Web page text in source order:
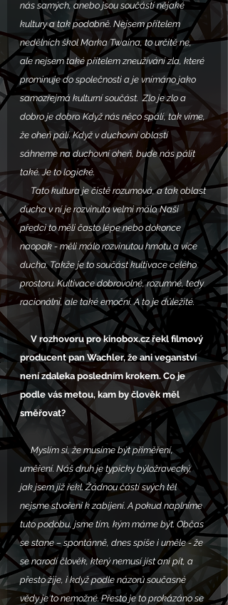
nás samých, anebo jsou součástí nějaké
kultury a tak podobně. Nejsem přítelem
nedělních škol Marka Twaina, to určitě ne,
ale nejsem také přítelem zneužívání zla, které
prominuje do společnosti a je vnímáno jako
samozřejmá kulturní součást.  Zlo je zlo a
dobro je dobro. Když nás něco spálí, tak víme,
že oheň pálí. Když v duchovní oblastí
sáhneme na duchovní oheň, bude nás pálit
také. Je to logické.
ducha v ní je rozvinuta velmi málo. Naši
předci to měli často lépe nebo dokonce
naopak - měli málo rozvinutou hmotu a více
ducha. Takže je to součást kultivace celého
prostoru. Kultivace dobrovolné, rozumné, tedy
racionální, ale také emoční. A to je důležité.
     V rozhovoru pro kinobox.cz řekl filmový
producent pan Wachler, že ani veganství
není zdaleka posledním krokem. Co je
podle vás metou, kam by člověk měl
směřovat?
     Myslím si, že musíme být přiměření,
uměření. Náš druh je typicky býložravecký,
jak jsem již řekl. Žádnou částí svých těl
nejsme stvořeni k zabíjení. A pokud naplníme
tuto podobu, jsme tím, kým máme být. Občas
se stane – spontánně, dnes spíše i uměle - že
se narodí člověk, který nemusí jíst ani pít, a
přesto žije, i když podle názorů současné
vědy je to nemožné. Přesto je to prokázáno se